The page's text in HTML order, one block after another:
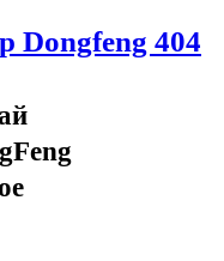
Dongfeng 404